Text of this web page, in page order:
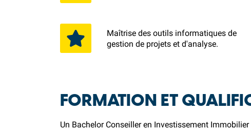
Maîtrise des outils informatiques de
gestion de projets et d'analyse.
FORMATION ET
Un Bachelor Conseiller en Investissement